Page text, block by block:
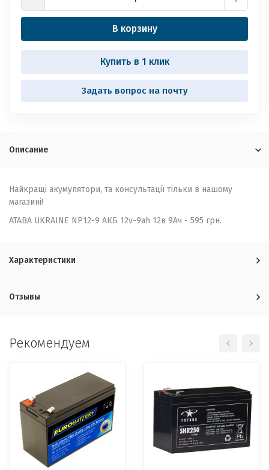
В корзину
Купить в 1 клик
Задать вопрос на почту
Описание
Найкращі акумулятори, та консультації тільки в нашому
магазині!
ATABA UKRAINE NP12-9 АКБ 12v-9ah 12в 9Ач - 595 грн.
Характеристики
Отзывы
Рекомендуем